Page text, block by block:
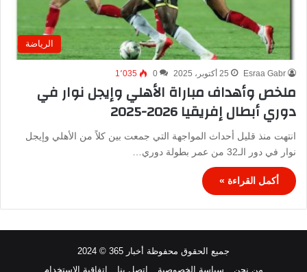
الرياضة
Esraa Gabr 25 أكتوبر، 2025 0 1٬035
ملخص وأهداف مباراة الأهلي وإيجل نوار في
دوري أبطال إفريقيا 2026-2025
انتهت منذ قليل أحداث المواجهة التي جمعت بين كلاً من الأهلي وإيجل
نوار في دور الـ32 من عمر بطولة دوري…
أكمل القراءة »
جميع الحقوق محفوظة أخبار 365 © 2024
من نحن
سياسة الخصوصية اتصل بنا اتفاقية الاستخدام